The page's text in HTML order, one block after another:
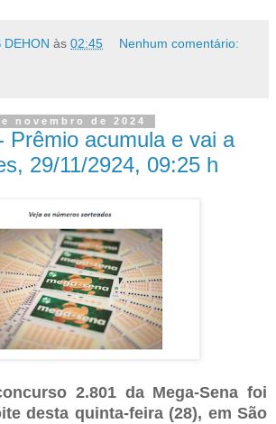
DEHON às 02:45 Nenhum comentário:
novembro de 2024
Prêmio acumula e vai a
29/11/2924, 09:25 h
2.801 da Mega-Sena foi
desta quinta-feira (28), em São